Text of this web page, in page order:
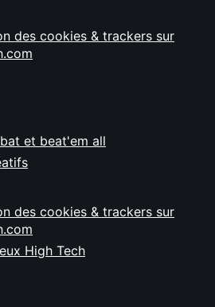
des cookies & trackers sur
et beat'em all
des cookies & trackers sur
High Tech